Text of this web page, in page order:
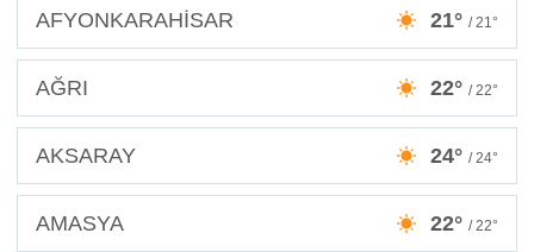
AFYONKARAHİSAR 21° / 21°
AĞRI 22° / 22°
AKSARAY 24° / 24°
AMASYA 22° / 22°